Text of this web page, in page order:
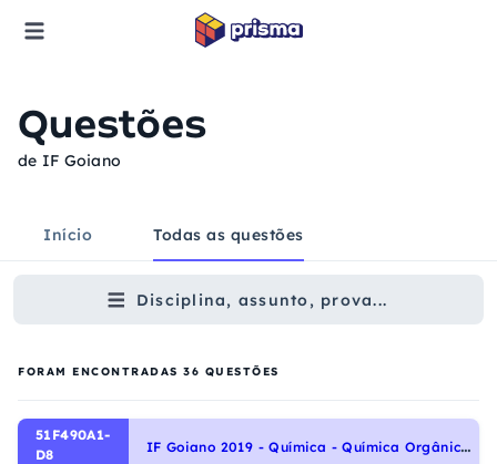
Questões
de IF Goiano
Início Todas as questões
Disciplina, assunto, prova...
FORAM ENCONTRADAS 36 QUESTÕES
51F490A1-
D8
I
F Goiano 2019 - Química - Química Orgânica, Propriedades Físicas dos Compostos Orgânicos: Polaridade das Ligações e Moléculas, Forças Intermoleculares, Ponto de Fusão e Ponto de Ebulição, Solubilização das Substâncias Orgânicas.